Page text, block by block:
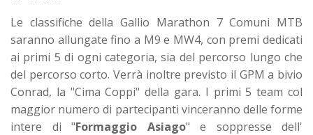
Le classifiche della Gallio Marathon 7 Comuni MTB
saranno allungate fino a M9 e MW4, con premi dedicati
ai primi 5 di ogni categoria, sia del percorso lungo che
del percorso corto. Verrà inoltre previsto il GPM a bivio
Conrad, la "Cima Coppi" della gara. I primi 5 team col
maggior numero di partecipanti vinceranno delle forme
intere di "Formaggio Asiago" e soppresse dell'